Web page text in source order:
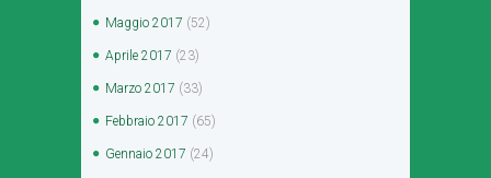
Maggio 2017 (52)
Aprile 2017 (23)
Marzo 2017 (33)
Febbraio 2017 (65)
Gennaio 2017 (24)